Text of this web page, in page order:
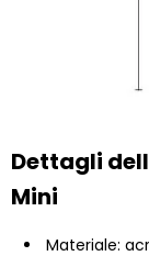
Dettagli
Mini
Materiale: